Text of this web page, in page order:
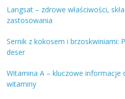
Langsat – zdrowe właściwości,
zastosowania
Sernik z kokosem i brzoskwiniami:
deser
Witamina A – kluczowe informacje
witaminy